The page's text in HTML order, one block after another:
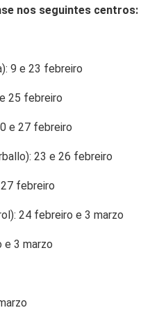
nos seguintes centros:
9 e 23 febreiro
25 febreiro
e 27 febreiro
23 e 26 febreiro
febreiro
24 febreiro e 3 marzo
e 3 marzo